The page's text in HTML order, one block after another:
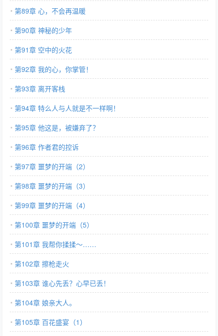
第89章 心，不会再温暖
第90章 神秘的少年
第91章 空中的火花
第92章 我的心，你掌管！
第93章 离开客栈
第94章 特么人与人就是不一样啊！
第95章 他这是，被嫌弃了？
第96章 作者君的控诉
第97章 噩梦的开端（2）
第98章 噩梦的开端（3）
第99章 噩梦的开端（4）
第100章 噩梦的开端（5）
第101章 我帮你揉揉～……
第102章 擦枪走火
第103章 谁心先丢？心早已丢！
第104章 娘亲大人。
第105章 百花盛宴（1）